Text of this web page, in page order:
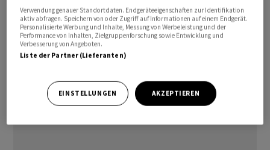
Verwendung genauer Standortdaten. Endgeräteeigenschaften zur Identifikation
aktiv abfragen. Speichern von oder Zugriff auf Informationen auf einem Endgerät.
Personalisierte Werbung und Inhalte, Messung von Werbeleistung und der
Performance von Inhalten, Zielgruppenforschung sowie Entwicklung und
Verbesserung von Angeboten.
Liste der Partner (Lieferanten)
EINSTELLUNGEN AKZEPTIEREN